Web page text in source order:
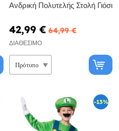
Ανδρική Πολυτελής Στολή Γιόσι
42,99 € 64,99 €
ΔΙΑΘΈΣΙΜΟ
-13%